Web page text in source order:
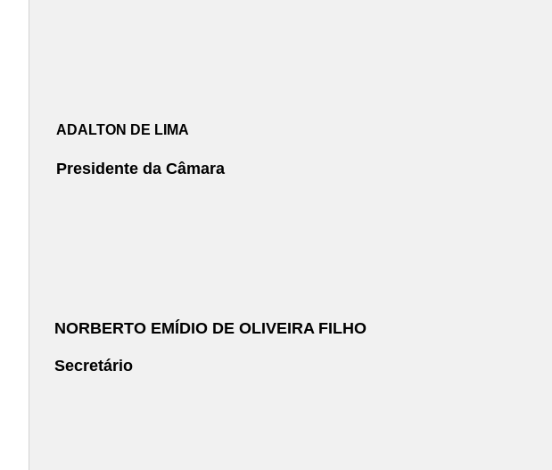
ADALTON DE LIMA
Presidente da Câmara
NORBERTO EMÍDIO DE OLIVEIRA FILHO
Secretário